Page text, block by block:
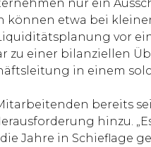
nur ein
können etwa bei
vor
zu einer bilanziellen
in einem
bereits
hinzu.
Jahre in Schieflage